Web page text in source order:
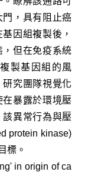
，具有阻止癌
因組複製後，
但在免疫系統
製基因組的風
研究團隊視覺化
暴露於環境壓
異常行為與壓
protein kinase)
標。
in origin of ca